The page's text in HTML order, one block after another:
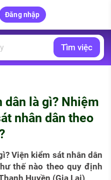
Đăng nhập
Tìm việc
dân là gì? Nhiệm
nhân dân theo
Viện kiểm sát nhân dân
thế nào theo quy định
Huyền (Gia Lai)